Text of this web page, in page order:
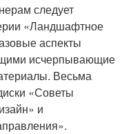
следует
«Ландшафтное
аспекты
исчерпывающие
Весьма
«Советы
и